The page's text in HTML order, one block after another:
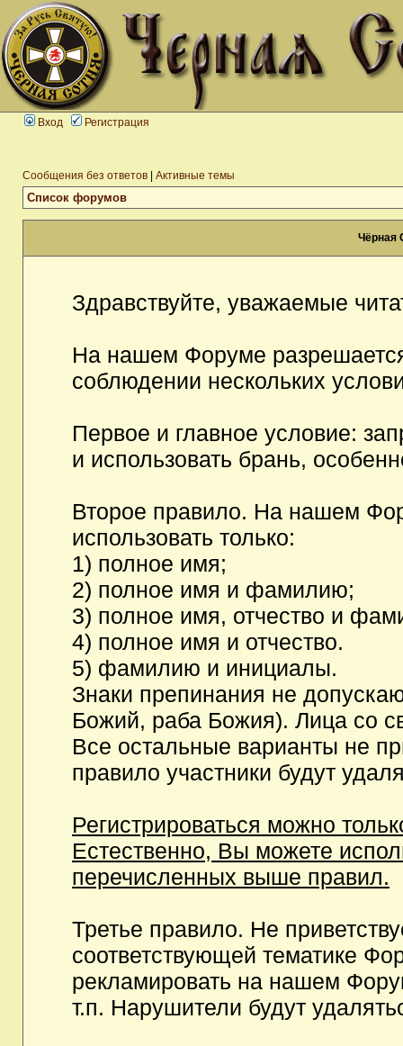
Вход Регистрация
Сообщения без ответов Активные темы
Список форумов
Чёрная
Здравствуйте, уважаемые
На нашем Форуме
соблюдении нескольких
Первое и главное условие:
и использовать брань,
Второе правило. На нашем
использовать только:
1) полное имя;
2) полное имя и фамилию;
3) полное имя, отчество и
4) полное имя и отчество.
5) фамилию и инициалы.
Знаки препинания не
Божий, раба Божия). Лица со
Все остальные варианты не
правило участники будут
Регистрироваться можно
Естественно, Вы можете
перечисленных выше правил.
Третье правило. Не
соответствующей тематике
рекламировать на нашем
т.п. Нарушители будут